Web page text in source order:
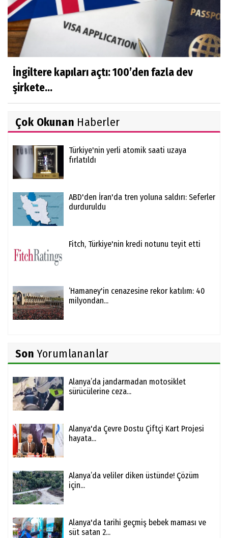
İngiltere kapıları açtı: 100’den fazla dev
şirkete...
Çok Okunan Haberler
Türkiye'nin yerli atomik saati uzaya
fırlatıldı
ABD'den İran'da tren yoluna saldırı: Seferler
durduruldu
Fitch, Türkiye'nin kredi notunu teyit etti
‘Hamaney'in cenazesine rekor katılım: 40
milyondan...
Son Yorumlananlar
Alanya’da jandarmadan motosiklet
sürücülerine ceza...
Alanya'da Çevre Dostu Çiftçi Kart Projesi
hayata...
Alanya’da veliler diken üstünde! Çözüm
için...
Alanya'da tarihi geçmiş bebek maması ve
süt satan 2...